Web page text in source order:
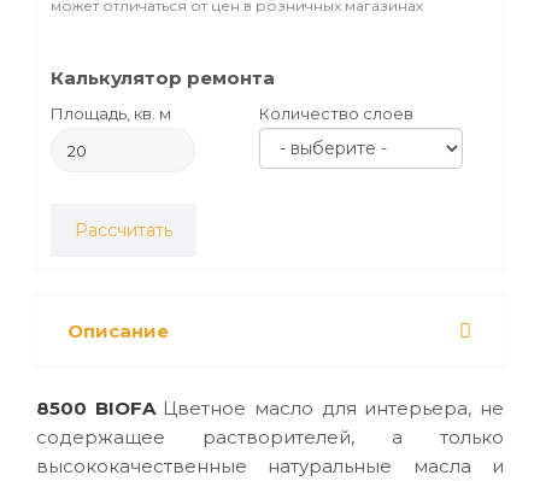
может отличаться от цен в розничных магазинах
Калькулятор ремонта
Площадь, кв. м Количество слоев
Рассчитать
Описание
8500 BIOFAЦветное масло для интерьера, не
содержащее растворителей, а только
высококачественные натуральные масла и